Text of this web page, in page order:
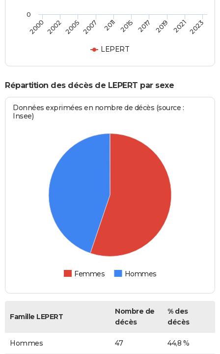
LEPERT
2000 2002 2005 2007 2011 2015 2017 2019 20212023
0
Répartition des décès de LEPERT par sexe
Données exprimées en nombre de décès (source :
Insee)
Femmes Hommes
Famille LEPERT
Nombre de
décès
% des
décès
Hommes 47 44,8 %